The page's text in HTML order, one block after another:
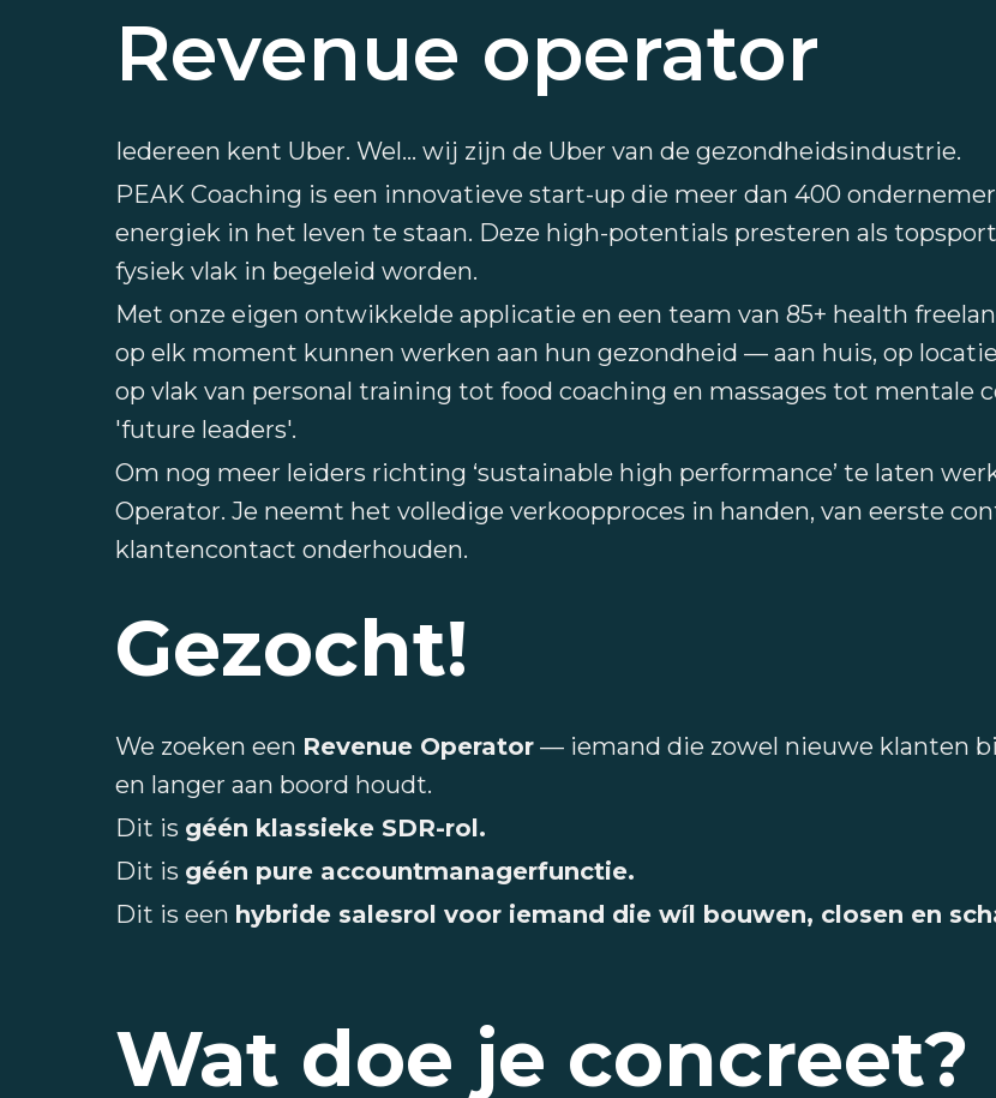
Revenue operator
Iedereen kent Uber. Wel... wij zijn de Uber van de gezondheidsindustrie.
PEAK Coaching is een innovatieve start-up die meer dan 400
energiek in het leven te staan. Deze high-potentials presteren als
fysiek vlak in begeleid worden.
Met onze eigen ontwikkelde applicatie en een team van 85+ health
op elk moment kunnen werken aan hun gezondheid — aan huis, op
op vlak van personal training tot food coaching en massages tot mentale
'future leaders'.
Om nog meer leiders richting ‘sustainable high performance’ te laten
Operator. Je neemt het volledige verkoopproces in handen, van eerste
klantencontact onderhouden.
Gezocht!
We zoeken een Revenue Operator — iemand die zowel nieuwe klanten
en langer aan boord houdt.
Dit is géén klassieke SDR-rol.
Dit is géén pure accountmanagerfunctie.
Dit is een hybride salesrol voor iemand die wíl bouwen, closen en
Wat doe je concreet?